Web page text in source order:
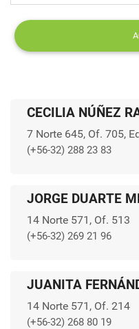
CECILIA NÚÑEZ
7 Norte 645, Of. 705,
(+56-32) 288 23 83
JORGE DUARTE
14 Norte 571, Of. 513
(+56-32) 269 21 96
JUANITA
14 Norte 571, Of. 214
(+56-32) 268 80 19